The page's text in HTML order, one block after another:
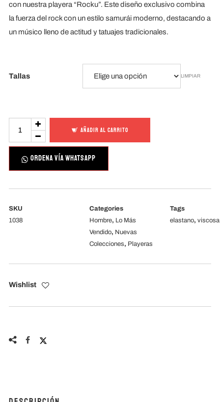
con nuestra playera “Rocku”. Este diseño exclusivo combina
la fuerza del rock con un estilo samurái moderno, destacando a
un músico lleno de actitud y tatuajes tradicionales.
Tallas LIMPIAR
cantidad
AÑADIR AL CARRITO
ORDENA VÍA WHATSAPP
SKU
1038
Categories
Hombre, Lo Más
Vendido, Nuevas
Colecciones, Playeras
Tags
elastano, viscosa
Wishlist